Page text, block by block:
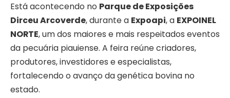
Está acontecendo no Parque de Exposições
Dirceu Arcoverde, durante a Expoapi, a EXPOINEL
NORTE, um dos maiores e mais respeitados eventos
da pecuária piauiense. A feira reúne criadores,
produtores, investidores e especialistas,
fortalecendo o avanço da genética bovina no
estado.